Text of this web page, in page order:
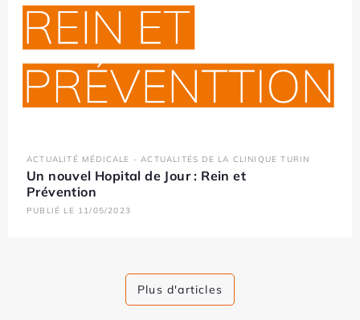
ACTUALITÉ MÉDICALE - ACTUALITÉS DE LA CLINIQUE TURIN
Un nouvel Hopital de Jour : Rein et
Prévention
PUBLIÉ LE 11/05/2023
Plus d'articles